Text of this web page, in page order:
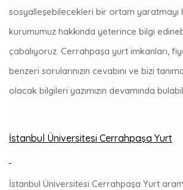
sosyalleşebilecekleri bir ortam yaratmayı
kurumumuz hakkında yeterince bilgi
çabalıyoruz. Cerrahpaşa yurt imkanları,
benzeri sorularınızın cevabını ve bizi
olacak bilgileri yazımızın devamında
İstanbul Üniversitesi Cerrahpaşa Yurt
İstanbul Üniversitesi Cerrahpaşa Yurt